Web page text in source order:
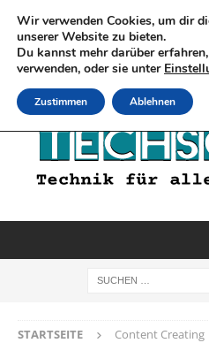
STARTSEITE Content Creating
Wir verwenden Cookies, um dir
unserer Website zu bieten.
Du kannst mehr darüber
verwenden, oder sie unter
Zustimmen Ablehnen